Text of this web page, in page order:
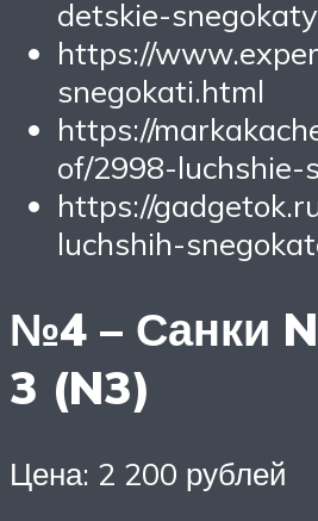
detskie-snegokaty
https://
snegokati.html
https://
of/2998-luchshie-
https://
luchshih-
№4 – Санки
3 (N3)
Цена: 2 200 рублей